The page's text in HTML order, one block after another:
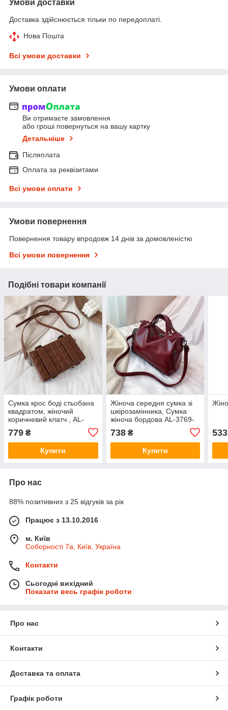
Умови доставки
Доставка здійснюється тільки по передоплаті.
Нова Пошта
Всі умови доставки
Умови оплати
Ви отримаєте замовлення
або гроші повернуться на вашу картку
Детальніше
Післяплата
Оплата за реквізитами
Всі умови оплати
Умови повернення
Повернення товару впродовж 14 днів за домовленістю
Всі умови повернення
Подібні товари компанії
Сумка крос боді стьобана
квадратом, жіночий
коричневий клатч , AL-
779 ₴
Купити
Жіноча середня сумка зі
шкірозамінника, Сумка
жіноча бордова AL-3769-
738₴
Купити
533
Про нас
88% позитивних з 25 відгуків за рік
Працює з 13.10.2016
м. Київ
Соборності 7а, Київ, Україна
Контакти
Сьогодні вихідний
Показати весь графік роботи
Про нас
Контакти
Доставка та оплата
Графік роботи